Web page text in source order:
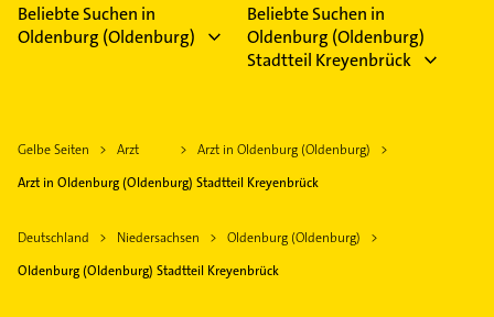
Beliebte Suchen in
Oldenburg (Oldenburg)
Beliebte Suchen in
Oldenburg (Oldenburg)
Stadtteil Kreyenbrück
Gelbe Seiten Arzt
Arzt in Oldenburg (Oldenburg)
Arzt in Oldenburg (Oldenburg) Stadtteil Kreyenbrück
Deutschland Niedersachsen
Oldenburg (Oldenburg)
Oldenburg (Oldenburg) Stadtteil Kreyenbrück